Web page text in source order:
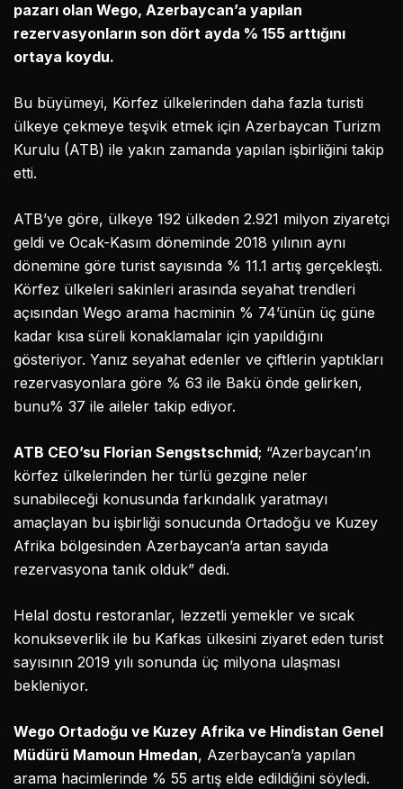
pazarı olan Wego, Azerbaycan’a yapılan
rezervasyonların son dört ayda % 155 arttığını
ortaya koydu.
Bu büyümeyi, Körfez ülkelerinden daha fazla turisti
ülkeye çekmeye teşvik etmek için Azerbaycan Turizm
Kurulu (ATB) ile yakın zamanda yapılan işbirliğini takip
etti.
ATB’ye göre, ülkeye 192 ülkeden 2.921 milyon ziyaretçi
geldi ve Ocak-Kasım döneminde 2018 yılının aynı
dönemine göre turist sayısında % 11.1 artış gerçekleşti.
Körfez ülkeleri sakinleri arasında seyahat trendleri
açısından Wego arama hacminin % 74’ünün üç güne
kadar kısa süreli konaklamalar için yapıldığını
gösteriyor. Yanız seyahat edenler ve çiftlerin yaptıkları
rezervasyonlara göre % 63 ile Bakü önde gelirken,
bunu% 37 ile aileler takip ediyor.
ATB CEO’su Florian Sengstschmid; “Azerbaycan’ın
körfez ülkelerinden her türlü gezgine neler
sunabileceği konusunda farkındalık yaratmayı
amaçlayan bu işbirliği sonucunda Ortadoğu ve Kuzey
Afrika bölgesinden Azerbaycan’a artan sayıda
rezervasyona tanık olduk” dedi.
Helal dostu restoranlar, lezzetli yemekler ve sıcak
konukseverlik ile bu Kafkas ülkesini ziyaret eden turist
sayısının 2019 yılı sonunda üç milyona ulaşması
bekleniyor.
Wego Ortadoğu ve Kuzey Afrika ve Hindistan Genel
Müdürü Mamoun Hmedan, Azerbaycan’a yapılan
arama hacimlerinde % 55 artış elde edildiğini söyledi.